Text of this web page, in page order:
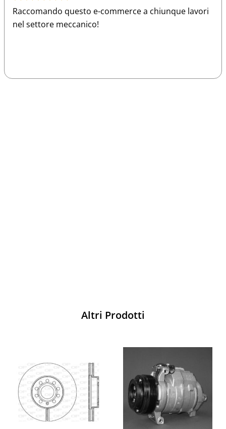
Raccomando questo e-commerce a chiunque lavori
nel settore meccanico!
Altri Prodotti